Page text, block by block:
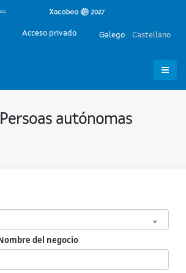
Galego Castellano
Acceso privado
autónomas
del negocio